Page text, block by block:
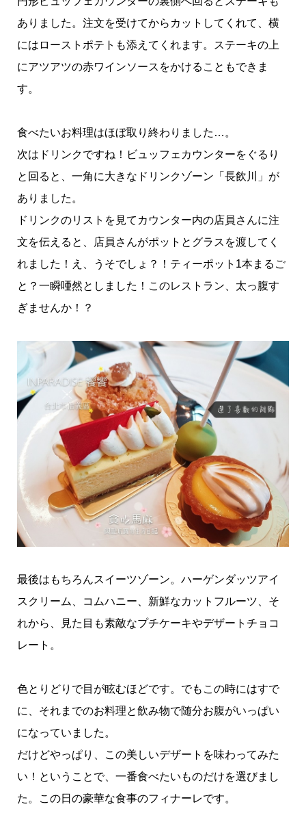
ありました。注文を受けてからカットしてくれて、横
にはローストポテトも添えてくれます。ステーキの上
にアツアツの赤ワインソースをかけることもできま
す。
食べたいお料理はほぼ取り終わりました…。
次はドリンクですね！ビュッフェカウンターをぐるり
と回ると、一角に大きなドリンクゾーン「長飲川」が
ありました。
ドリンクのリストを見てカウンター内の店員さんに注
文を伝えると、店員さんがポットとグラスを渡してく
れました！え、うそでしょ？！ティーポット1本まるご
と？一瞬唖然としました！このレストラン、太っ腹す
ぎませんか！？
最後はもちろんスイーツゾーン。ハーゲンダッツアイ
スクリーム、コムハニー、新鮮なカットフルーツ、そ
れから、見た目も素敵なプチケーキやデザートチョコ
レート。
色とりどりで目が眩むほどです。でもこの時にはすで
に、それまでのお料理と飲み物で随分お腹がいっぱい
になっていました。
だけどやっぱり、この美しいデザートを味わってみた
い！ということで、一番食べたいものだけを選びまし
た。この日の豪華な食事のフィナーレです。